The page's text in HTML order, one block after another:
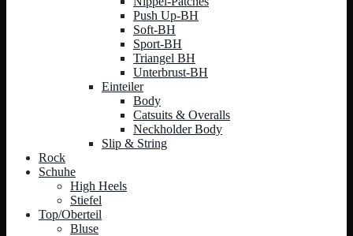
Push Up-BH
Soft-BH
Sport-BH
Triangel BH
Unterbrust-BH
Einteiler
Body
Catsuits & Overalls
Neckholder Body
Slip & String
Rock
Schuhe
High Heels
Stiefel
Top/Oberteil
Bluse